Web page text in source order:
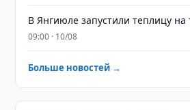
В Янгиюле запустили теплицу на
09:00 · 10/08
Больше новостей →